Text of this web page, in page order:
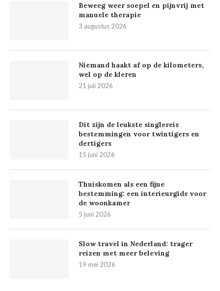
Beweeg weer soepel en pijnvrij met
manuele therapie
3 augustus 2026
Niemand haakt af op de kilometers,
wel op de kleren
21 juli 2026
Dit zijn de leukste singlereis
bestemmingen voor twintigers en
dertigers
15 juni 2026
Thuiskomen als een fijne
bestemming: een interieurgids voor
de woonkamer
5 juni 2026
Slow travel in Nederland: trager
reizen met meer beleving
19 mei 2026